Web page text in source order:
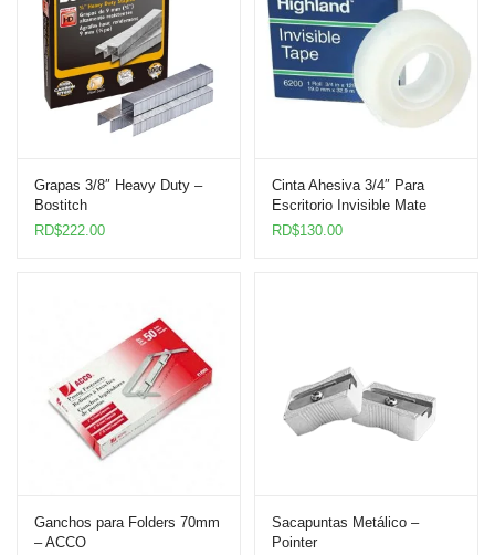
RD$479.00
Grapas 3/8″ Heavy Duty –
Bostitch
RD$222.00
Cinta Ahesiva 3/4″ Para
Escritorio Invisible Mate
Highland
RD$130.00
Ganchos para Folders 70mm
– ACCO
Sacapuntas Metálico –
Pointer